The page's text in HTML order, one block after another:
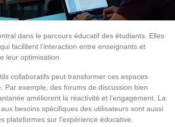
dans le parcours éducatif des étudiants. Elles
facilitent l’interaction entre enseignants et
leur optimisation.
collaboratifs peut transformer ces espaces
Par exemple, des forums de discussion bien
améliorent la réactivité et l’engagement. La
besoins spécifiques des utilisateurs sont aussi
plateformes sur l’expérience éducative.